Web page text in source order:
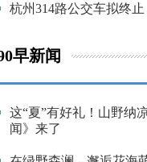
杭州314路公交车拟终
早新闻
这“夏”有好礼！山野纳
闻》来了